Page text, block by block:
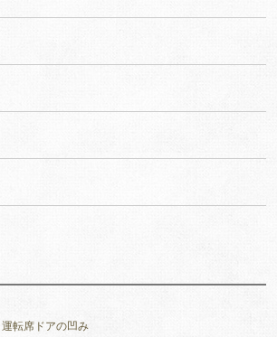
転席ドアの凹み